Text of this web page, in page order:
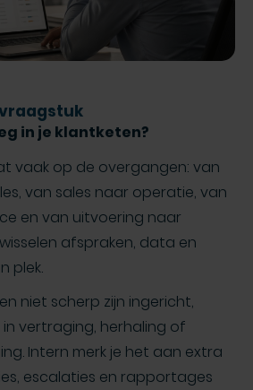
in je klantketen?
vaak op de overgangen: van
van sales naar operatie, van
en van uitvoering naar
afspraken, data en
plek.
niet scherp zijn ingericht,
vertraging, herhaling of
Intern merk je het aan extra
escalaties en rapportages